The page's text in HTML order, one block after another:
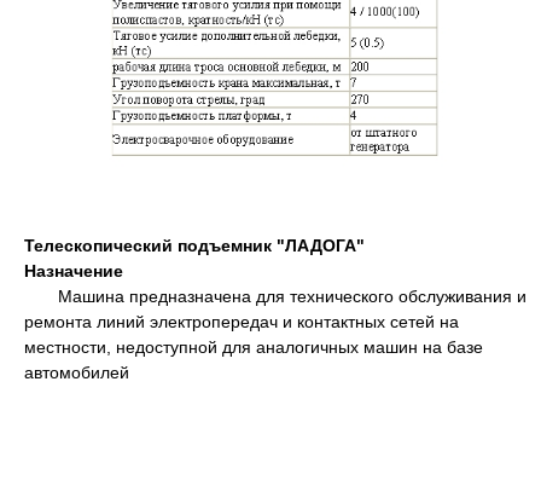
Телескопический подъемник "ЛАДОГА"
Назначение
Машина предназначена для технического обслуживания и
ремонта линий электропередач и контактных сетей на
местности, недоступной для аналогичных машин на базе
автомобилей